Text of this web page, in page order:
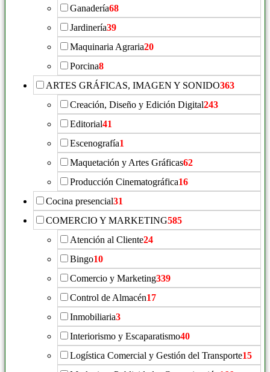
Ganadería68
Jardinería39
Maquinaria Agraria20
Porcina8
ARTES GRÁFICAS, IMAGEN Y SONIDO363
Creación, Diseño y Edición Digital243
Editorial41
Escenografía1
Maquetación y Artes Gráficas62
Producción Cinematográfica16
Cocina presencial31
COMERCIO Y MARKETING585
Atención al Cliente24
Bingo10
Comercio y Marketing339
Control de Almacén17
Inmobiliaria3
Interiorismo y Escaparatismo40
Logística Comercial y Gestión del Transporte15